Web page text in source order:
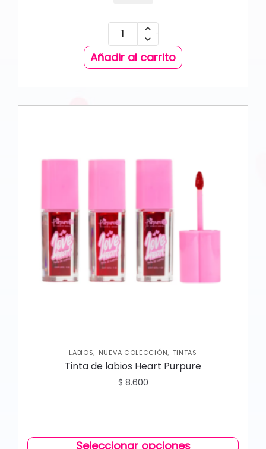
Añadir al carrito
LABIOS, NUEVA COLECCIÓN, TINTAS
Tinta de labios Heart Purpure
$ 8.600
Seleccionar opciones